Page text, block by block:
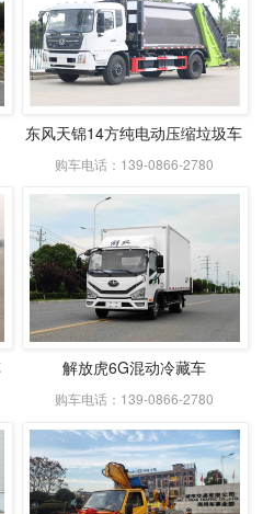
东风天锦14方纯电动压缩垃圾车
购车电话：139-0866-2780
解放虎6G混动冷藏车
购车电话：139-0866-2780